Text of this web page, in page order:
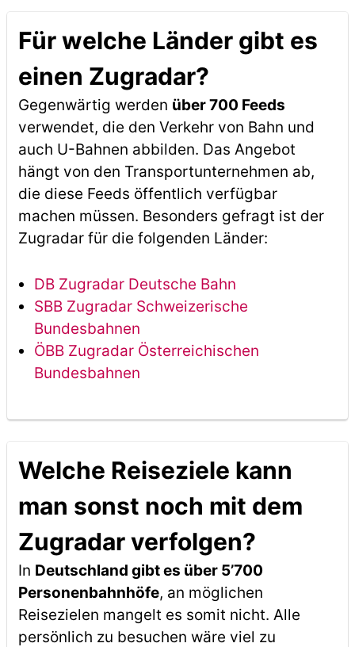
Für welche Länder gibt es
einen Zugradar?
Gegenwärtig werden über 700 Feeds
verwendet, die den Verkehr von Bahn und
auch U-Bahnen abbilden. Das Angebot
hängt von den Transportunternehmen ab,
die diese Feeds öffentlich verfügbar
machen müssen. Besonders gefragt ist der
Zugradar für die folgenden Länder:
DB Zugradar Deutsche Bahn
SBB Zugradar Schweizerische
Bundesbahnen
ÖBB Zugradar Österreichischen
Bundesbahnen
Welche Reiseziele kann
man sonst noch mit dem
Zugradar verfolgen?
In Deutschland gibt es über 5’700
Personenbahnhöfe, an möglichen
Reisezielen mangelt es somit nicht. Alle
persönlich zu besuchen wäre viel zu